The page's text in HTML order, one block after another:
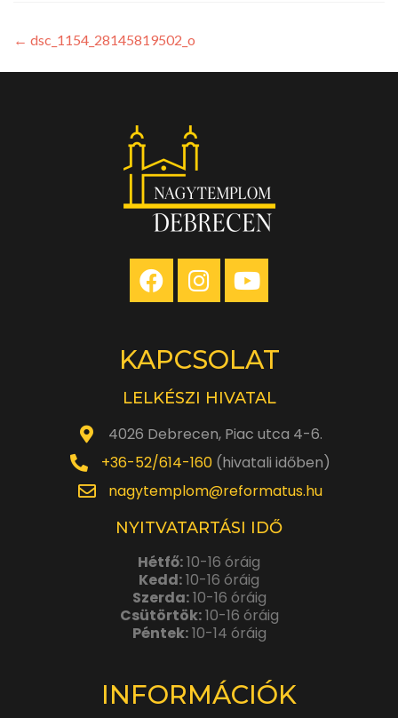
← dsc_1154_28145819502_o
KAPCSOLAT
LELKÉSZI HIVATAL
4026 Debrecen, Piac utca 4-6.
+36-52/614-160(hivatali időben)
nagytemplom@reformatus.hu
NYITVATARTÁSI IDŐ
Hétfő:10-16 óráig
Kedd:10-16 óráig
Szerda:10-16 óráig
Csütörtök:10-16 óráig
Péntek:10-14 óráig
INFORMÁCIÓK